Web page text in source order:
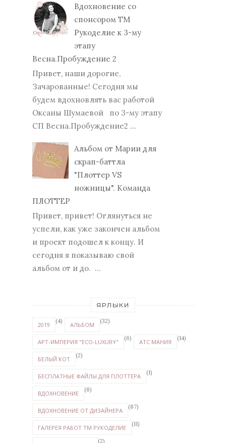
Вдохновение со
спонсором ТМ
Рукоделие к 3-му
этапу
Весна.Пробуждение 2
Привет, наши дорогие,
Зачарованные! Сегодня мы
будем вдохновлять вас работой
Оксаны Шумаевой по 3-му этапу
СП Весна.Пробуждение2 ...
Альбом от Марии для
скрап-баттла
"Плоттер VS
ножницы". Команда
ПЛОТТЕР
Привет, привет! Оглянуться не
успели, как уже закончен альбом
и проект подошел к концу. И
сегодня я показываю свой
альбом от и до. ...
ЯРЛЫКИ
2019 (4) АЛЬБОМ (32)
АРТ-ИМПЕРИЯ "ECO-LUXURY" (6) АТС МАНИЯ (14)
БЕЛЫЙ КОТ (2)
БЕСПЛАТНЫЕ ФАЙЛЫ ДЛЯ ПЛОТТЕРА (1)
ВДОХНОВЕНИЕ (8)
ВДОХНОВЕНИЕ ОТ ДИЗАЙНЕРА (87)
ГАЛЕРЕЯ РАБОТ ТМ РУКОДЕЛИЕ (11)
(2)